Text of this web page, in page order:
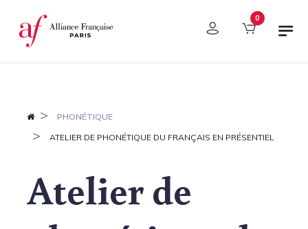
Panneau de gestion des cookies 0
PHONÉTIQUE
ATELIER DE PHONÉTIQUE DU FRANÇAIS EN PRÉSENTIEL
Atelier de